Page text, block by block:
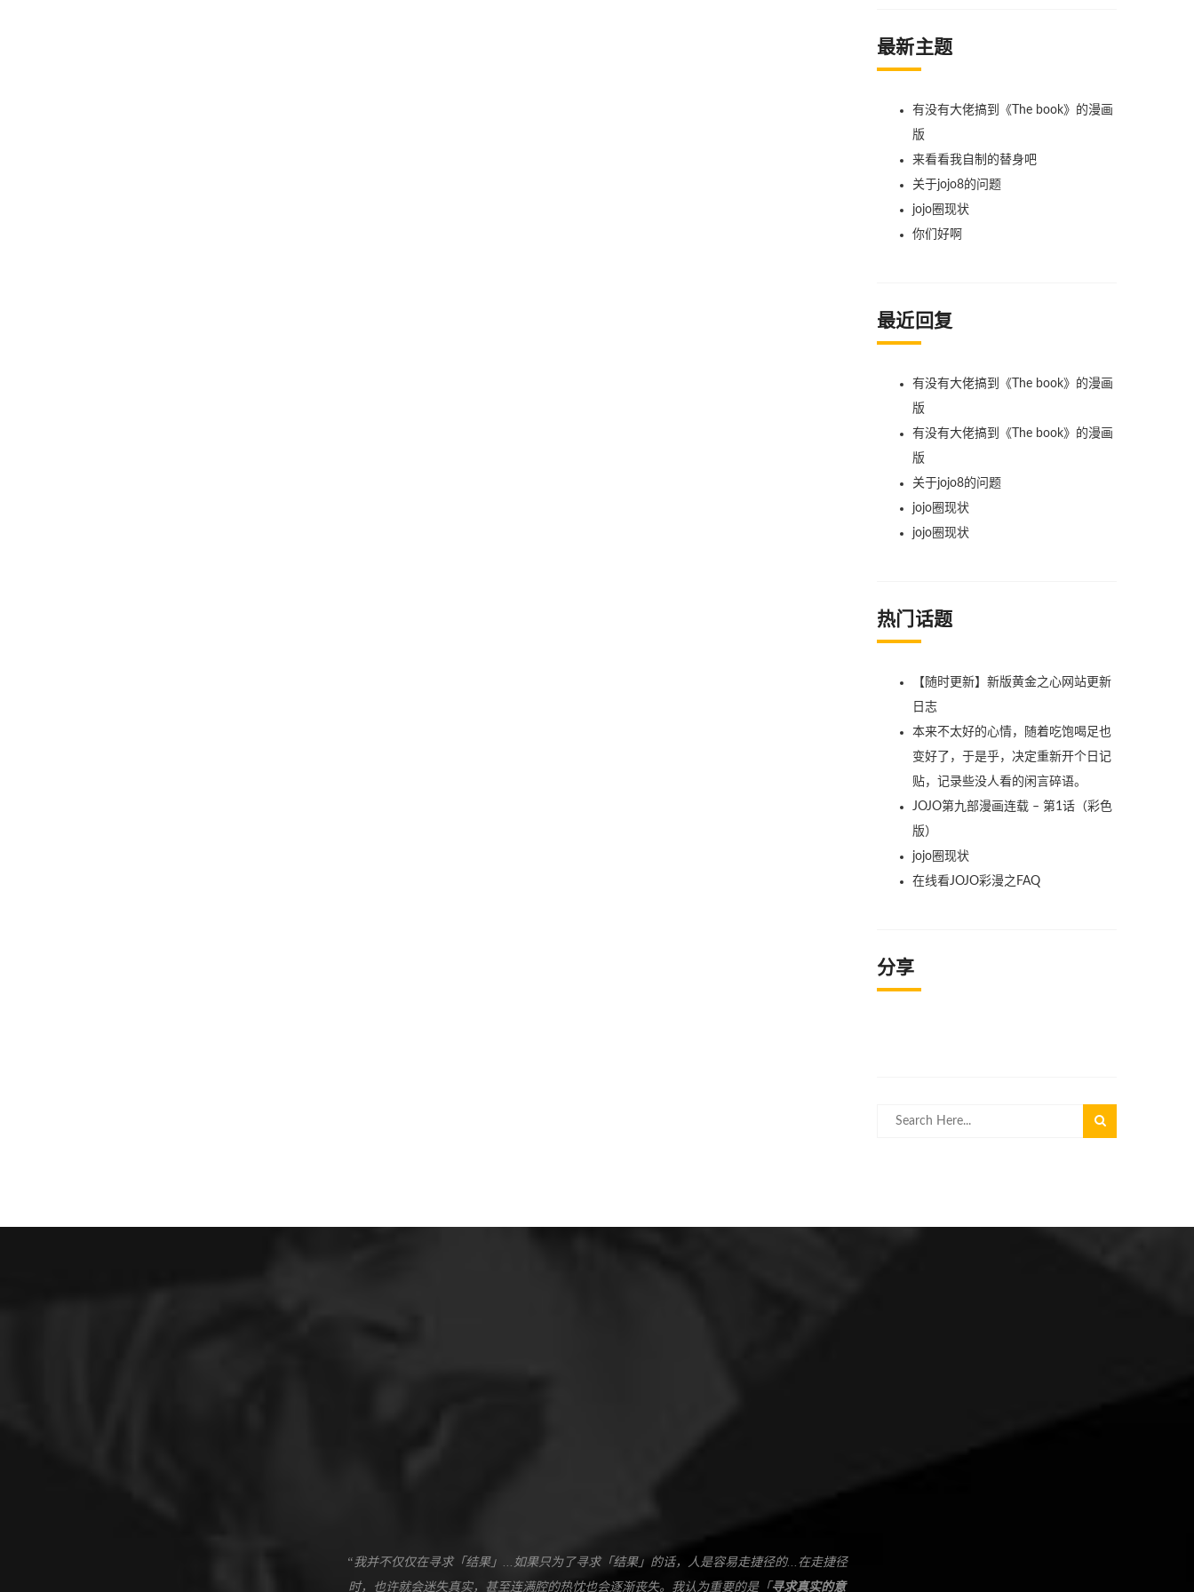
最新主题
有没有大佬搞到《The book》的漫画
版
来看看我自制的替身吧
关于jojo8的问题
jojo圈现状
你们好啊
最近回复
有没有大佬搞到《The book》的漫画
版
有没有大佬搞到《The book》的漫画
版
关于jojo8的问题
jojo圈现状
jojo圈现状
热门话题
【随时更新】新版黄金之心网站更新
日志
本来不太好的心情，随着吃饱喝足也
变好了，于是乎，决定重新开个日记
贴，记录些没人看的闲言碎语。
JOJO第九部漫画连载 – 第1话（彩色
版）
jojo圈现状
在线看JOJO彩漫之FAQ
分享
“我并不仅仅在寻求「结果」...如果只为了寻求「结果」的话，人是容易走捷径的...在走捷径
时，也许就会迷失真实，甚至连满腔的热忱也会逐渐丧失。我认为重要的是「 寻求真实的意